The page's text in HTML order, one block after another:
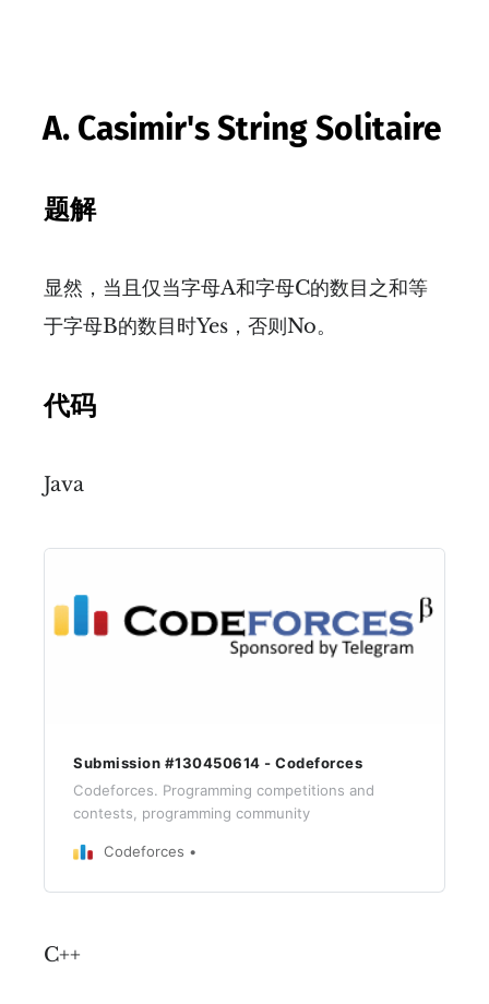
A. Casimir's String Solitaire
题解
显然，当且仅当字母A和字母C的数目之和等
于字母B的数目时Yes，否则No。
代码
Java
Submission #130450614 - Codeforces
Codeforces. Programming competitions and
contests, programming community
Codeforces
C++